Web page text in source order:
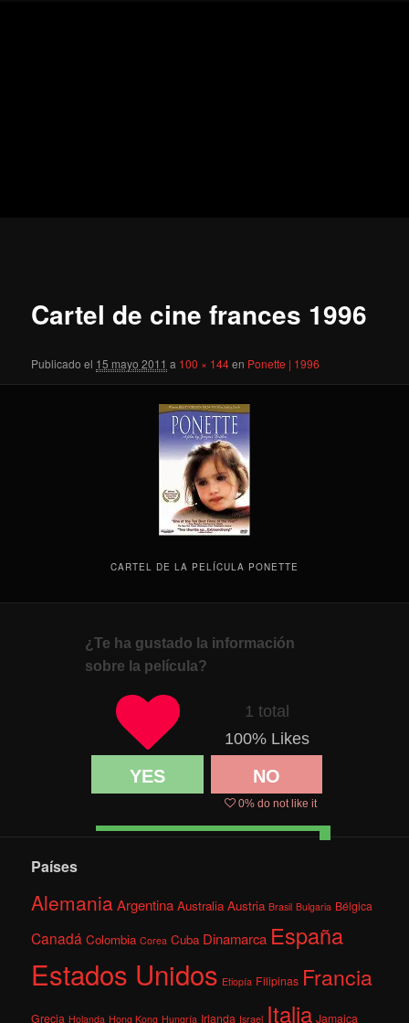
Cartel de cine frances 1996
Publicado el 15 mayo 2011 a 100 × 144en Ponette | 1996
CARTEL DE LA PELÍCULA PONETTE
¿Te ha gustado la información
sobre la película?
1 total
100% Likes
YES NO
0% do not like it
Países
AlemaniaArgentina Australia Austria Brasil Bulgaria Bélgica
Canadá Colombia Corea Cuba Dinamarca España
Estados Unidos Etiopía Filipinas Francia
Grecia Holanda Hong Kong Hungría Irlanda Israel Italia Jamaica